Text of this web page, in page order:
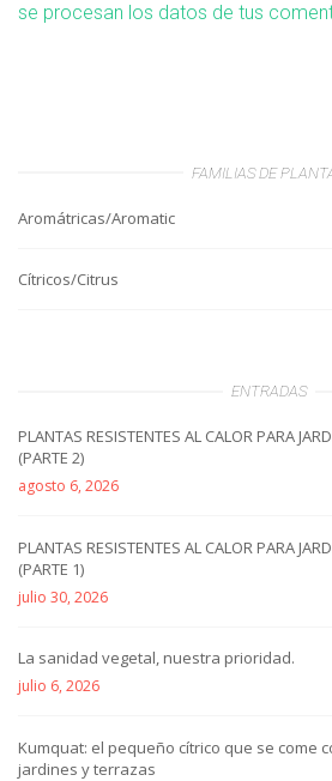
se procesan los datos de tus
FAMILIAS DE
Aromátricas/Aromatic
Cítricos/Citrus
ENTRADAS
PLANTAS RESISTENTES AL CALOR PARA
(PARTE 2)
agosto 6, 2026
PLANTAS RESISTENTES AL CALOR PARA
(PARTE 1)
julio 30, 2026
La sanidad vegetal, nuestra prioridad.
julio 6, 2026
Kumquat: el pequeño cítrico que se come
jardines y terrazas